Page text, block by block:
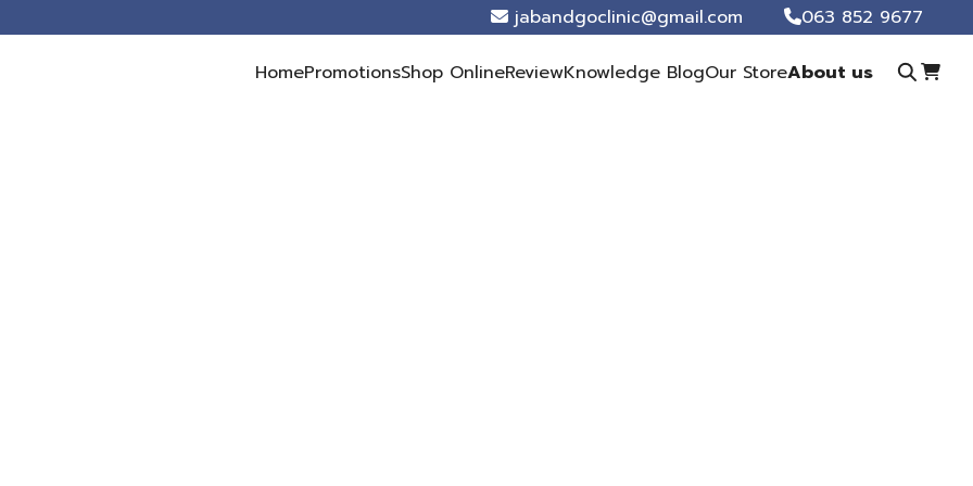
jabandgoclinic@gmail.com 063 852 9677
HomePromotionsShop OnlineReviewKnowledge BlogOur StoreAbout us